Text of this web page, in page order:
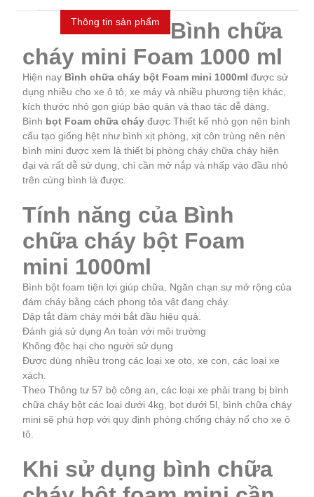
Thông tin sản phẩm
Bình chữa
cháy mini Foam 1000 ml
Hiện nay Bình chữa cháy bột Foam mini 1000ml được sử
dụng nhiều cho xe ô tô, xe máy và nhiều phương tiện khác,
kích thước nhỏ gọn giúp bảo quản và thao tác dễ dàng.
Bình bọt Foam chữa cháy được Thiết kế nhỏ gọn nên bình
cấu tạo giống hệt như bình xịt phòng, xịt côn trùng nên nên
bình mini được xem là thiết bị phòng cháy chữa cháy hiện
đại và rất dễ sử dụng, chỉ cần mở nắp và nhấp vào đầu nhỏ
trên cùng bình là được.
Tính năng của Bình
chữa cháy bột Foam
mini 1000ml
Bình bột foam tiện lợi giúp chữa, Ngăn chạn sự mở rộng của
đám cháy bằng cách phong tỏa vật đang cháy.
Dập tắt đàm cháy mới bắt đầu hiệu quả.
Đánh giá sử dụng An toàn với môi trường
Không độc hại cho người sử dụng
Được dùng nhiều trong các loại xe oto, xe con, các loại xe
xách.
Theo Thông tư 57 bộ công an, các loại xe phải trang bị bình
chữa cháy bột các loại dưới 4kg, bọt dưới 5l, bình chữa cháy
mini sẽ phù hợp với quy định phòng chống cháy nổ cho xe ô
tô.
Khi sử dụng bình chữa